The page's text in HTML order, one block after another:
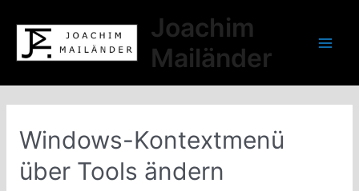
Inhalt
springen
Joachim
Mailänder
Windows-Kontextmenü
über Tools ändern